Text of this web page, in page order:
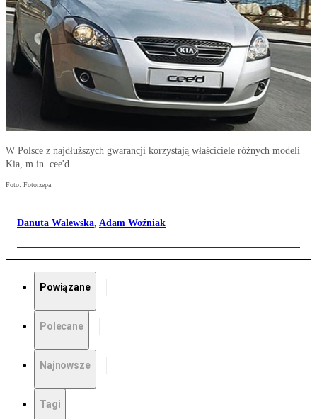
W Polsce z najdłuższych gwarancji korzystają właściciele różnych modeli
Kia, m.in. cee'd
Foto: Fotorzepa
Danuta Walewska, Adam Woźniak
Powiązane
Polecane
Najnowsze
Tagi